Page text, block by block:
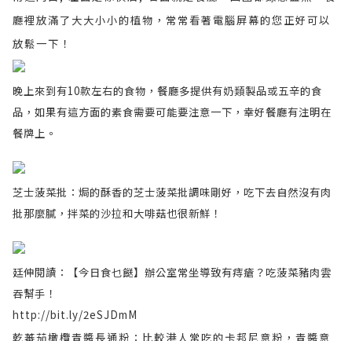
廳裡放滿了大大小小的植物，常常看著電腦屏幕的您正好可以
放鬆一下！
晚上來到有10款左右的食物，餐廳多提供有奶類製品或五辛的食
品，如果有這方面的素食需要可能要注意一下，幸好餐廳有注明在
餐牌上。
芝士菠菜批：焗的酥香的芝士菠菜批調味剛好，吃下去自然沒有肉
批那麼膩，拌菜的沙拉和大啡菇也很新鮮！
廷伸閱讀：【今日食乜餸】辦公室常坐導致有痔瘡？吃菠菜豬肉雲
吞幫手！
http://bit.ly/2eSJDmM
乾蕃茄橄欖青醬長通粉：比較港人常吃的卡邦尼意粉，青醬意